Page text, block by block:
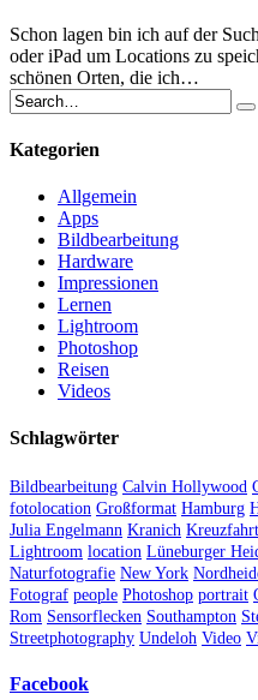
Schon lagen bin ich auf der
oder iPad um Locations zu
schönen Orten, die ich…
Kategorien
Allgemein
Apps
Bildbearbeitung
Hardware
Impressionen
Lernen
Lightroom
Photoshop
Reisen
Videos
Schlagwörter
Bildbearbeitung Calvin Hollywood
fotolocation Großformat Hamburg
Julia Engelmann Kranich Kreuzfahrt
Lightroom location Lüneburger
Naturfotografie New York
Fotograf people Photoshop portrait
Rom Sensorflecken Southampton
Streetphotography Undeloh Video
Facebook